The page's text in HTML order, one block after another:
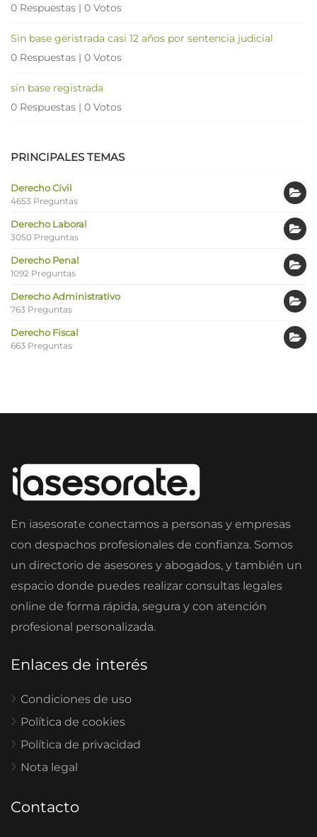
0 Respuestas | 0 Votos
Sin base geristrada casi 12 años por sentencia judicial
0 Respuestas | 0 Votos
sin base registrada
0 Respuestas | 0 Votos
PRINCIPALES TEMAS
Derecho Civil
4653 Preguntas
Derecho Laboral
3050 Preguntas
Derecho Penal
1092 Preguntas
Derecho Administrativo
763 Preguntas
Derecho Fiscal
663 Preguntas
En iasesorate conectamos a personas y empresas
con despachos profesionales de confianza. Somos
un directorio de asesores y abogados, y también un
espacio donde puedes realizar consultas legales
online de forma rápida, segura y con atención
profesional personalizada.
Enlaces de interés
Condiciones de uso
Política de cookies
Política de privacidad
Nota legal
Contacto